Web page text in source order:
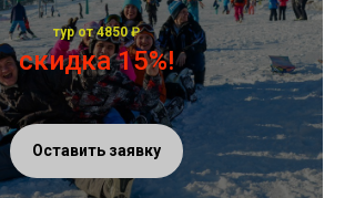
тур от 4850₽
скидка 15%!
Оставить заявку